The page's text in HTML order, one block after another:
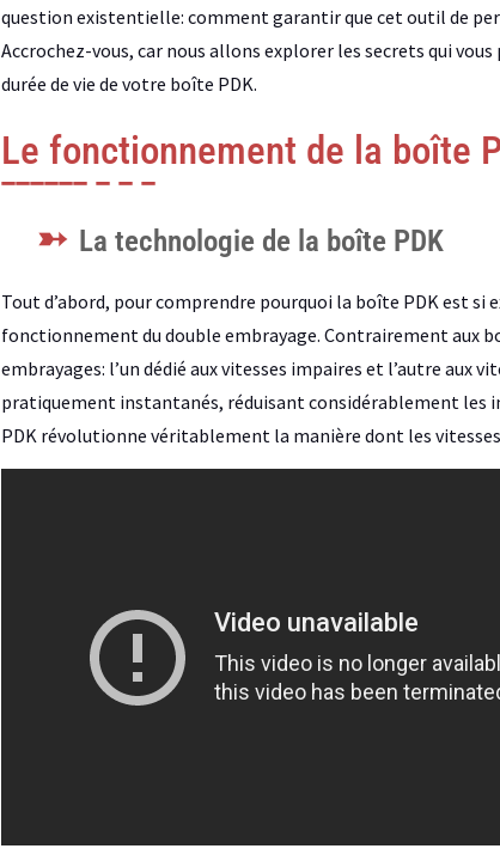
question existentielle: comment garantir que cet outil de
Accrochez-vous, car nous allons explorer les secrets qui
durée de vie de votre boîte PDK.
Le fonctionnement de la boîte
La technologie de la boîte PDK
Tout d’abord, pour comprendre pourquoi la boîte PDK est
fonctionnement du double embrayage. Contrairement aux
embrayages: l’un dédié aux vitesses impaires et l’autre aux
pratiquement instantanés, réduisant considérablement les
PDK révolutionne véritablement la manière dont les